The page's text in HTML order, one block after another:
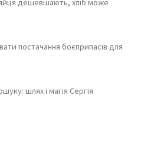
яйця дешевшають, хліб може
постачання боєприпасів для
шлях і магія Сергія